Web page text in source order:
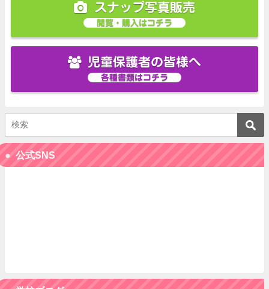
スナップ写真販売
閲覧・購入はコチラ
児童保護者の皆様へ
各種書類はコチラ
公式SNS